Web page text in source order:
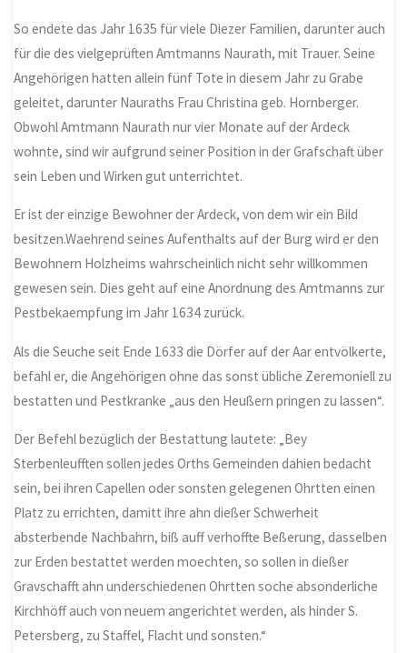
So endete das Jahr 1635 für viele Diezer Familien, darunter auch
für die des vielgeprüften Amtmanns Naurath, mit Trauer. Seine
Angehörigen hatten allein fünf Tote in diesem Jahr zu Grabe
geleitet, darunter Nauraths Frau Christina geb. Hornberger.
Obwohl Amtmann Naurath nur vier Monate auf der Ardeck
wohnte, sind wir aufgrund seiner Position in der Grafschaft über
sein Leben und Wirken gut unterrichtet.
Er ist der einzige Bewohner der Ardeck, von dem wir ein Bild
besitzen.Waehrend seines Aufenthalts auf der Burg wird er den
Bewohnern Holzheims wahrscheinlich nicht sehr willkommen
gewesen sein. Dies geht auf eine Anordnung des Amtmanns zur
Pestbekaempfung im Jahr 1634 zurück.
Als die Seuche seit Ende 1633 die Dörfer auf der Aar entvölkerte,
befahl er, die Angehörigen ohne das sonst übliche Zeremoniell zu
bestatten und Pestkranke „aus den Heußern pringen zu lassen“.
Der Befehl bezüglich der Bestattung lautete: „Bey
Sterbenleufften sollen jedes Orths Gemeinden dahien bedacht
sein, bei ihren Capellen oder sonsten gelegenen Ohrtten einen
Platz zu errichten, damitt ihre ahn dießer Schwerheit
absterbende Nachbahrn, biß auff verhoffte Beßerung, dasselben
zur Erden bestattet werden moechten, so sollen in dießer
Gravschafft ahn underschiedenen Ohrtten soche absonderliche
Kirchhöff auch von neuem angerichtet werden, als hinder S.
Petersberg, zu Staffel, Flacht und sonsten.“